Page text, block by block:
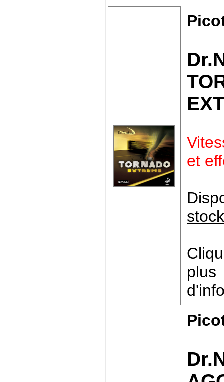
et
stock
plus